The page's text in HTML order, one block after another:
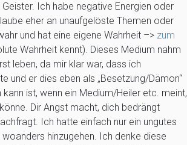
Ich habe negative Energien oder
eher an unaufgelöste Themen oder
und hat eine eigene Wahrheit –> zum
Wahrheit kennt). Dieses Medium nahm
leben, da mir klar war, dass ich
und er dies eben als „Besetzung/Dämon“
ist, wenn ein Medium/Heiler etc. meint,
Dir Angst macht, dich bedrängt
Ich hatte einfach nur ein ungutes
hinzugehen. Ich denke diese